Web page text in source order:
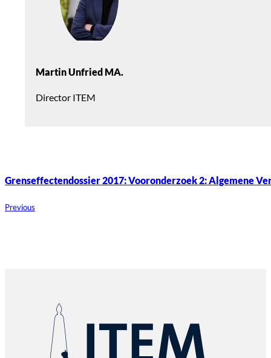
Martin Unfried MA.
Director ITEM
Previous
Grenseffectendossier 2017: Vooronderzoek 2: Algemene